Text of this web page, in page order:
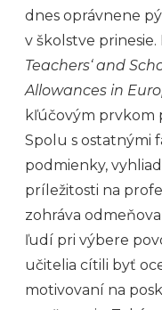
dnes oprávnene
v školstve
Teachers‘ and
Allowances in
kľúčovým prvkom
Spolu s ostatnými
podmienky,
príležitosti na
zohráva
ľudí pri výbere
učitelia cítili byť
motivovaní na